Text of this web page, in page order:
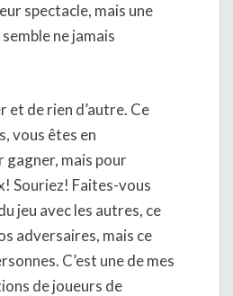
spectacle, mais une
ne jamais
et de rien d’autre. Ce
vous êtes en
mais pour
Souriez! Faites-vous
jeu avec les autres, ce
adversaires, mais ce
C’est une de mes
de joueurs de